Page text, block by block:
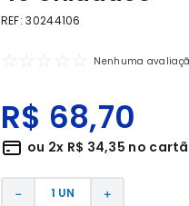
REF:30244106
☆ ☆ ☆ ☆ ☆ Nenhuma
R$ 68,70
ou 2x R$ 34,35 no
＋
－